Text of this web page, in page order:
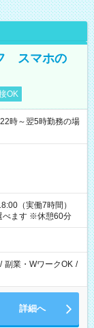
スマホの
OK
時～翌5時勤務の場
（実働7時間）
べます ※休憩60分
/ 副業・WワークOK /
詳細へ